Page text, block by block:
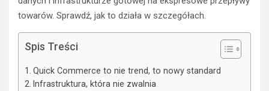
towarów. Sprawdź, jak to działa w szczegółach.
Spis Treści
Quick Commerce to nie trend, to nowy standard
Infrastruktura, która nie zwalnia